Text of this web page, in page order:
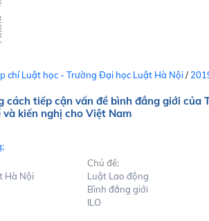
chí Luật học - Trường Đại học Luật Hà Nội/
cách tiếp cận vấn đề bình đẳng giới của
kiến nghị cho Việt Nam
Hà Nội
Chủ đề:
Luật Lao động
Bình đẳng giới
ILO